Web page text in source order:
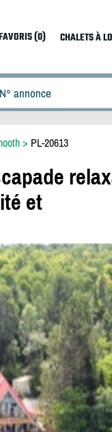
(0) CHALETS À
> PL-20613
et